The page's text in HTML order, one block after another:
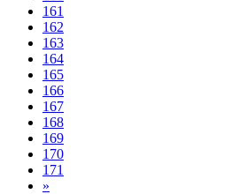
161
162
163
164
165
166
167
168
169
170
171
»